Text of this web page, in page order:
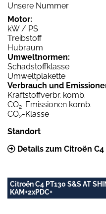
Unsere Nummer
Motor:
kW / PS
Treibstoff
Hubraum
Umweltnormen:
Schadstoffklasse
Umweltplakette
Verbrauch und
Kraftstoffverbr. komb.
CO2-Emissionen komb.
CO2-Klasse
Standort
Details zum Citroën
Citroën C4 PT130 S&S AT
KAM+2xPDC+